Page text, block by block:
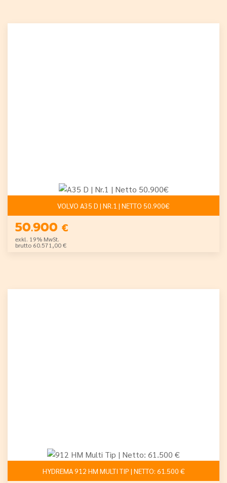
VOLVO A35 D | NR.1 | NETTO 50.900€
50.900 €
exkl. 19% MwSt.
brutto 60.571,00 €
HYDREMA 912 HM MULTI TIP | NETTO: 61.500 €